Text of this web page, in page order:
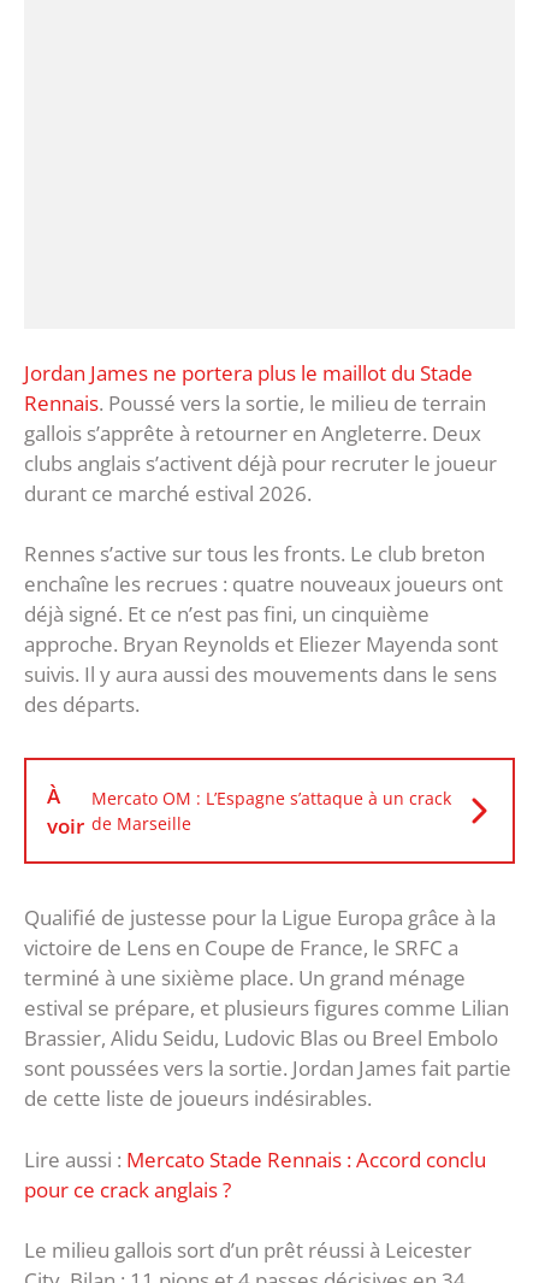
Jordan James ne portera plus le maillot du Stade
Rennais. Poussé vers la sortie, le milieu de terrain
gallois s’apprête à retourner en Angleterre. Deux
clubs anglais s’activent déjà pour recruter le joueur
durant ce marché estival 2026.
Rennes s’active sur tous les fronts. Le club breton
enchaîne les recrues : quatre nouveaux joueurs ont
déjà signé. Et ce n’est pas fini, un cinquième
approche. Bryan Reynolds et Eliezer Mayenda sont
suivis. Il y aura aussi des mouvements dans le sens
des départs.
À
voir
Mercato OM : L’Espagne s’attaque à un crack
de Marseille
Qualifié de justesse pour la Ligue Europa grâce à la
victoire de Lens en Coupe de France, le SRFC a
terminé à une sixième place. Un grand ménage
estival se prépare, et plusieurs figures comme Lilian
Brassier, Alidu Seidu, Ludovic Blas ou Breel Embolo
sont poussées vers la sortie. Jordan James fait partie
de cette liste de joueurs indésirables.
Lire aussi : Mercato Stade Rennais : Accord conclu
pour ce crack anglais ?
Le milieu gallois sort d’un prêt réussi à Leicester